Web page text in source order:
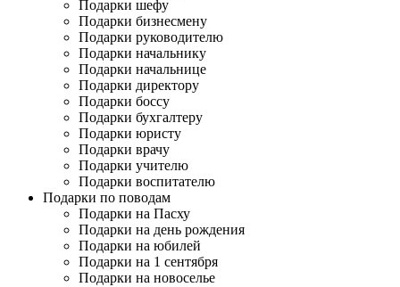
Подарки шефу
Подарки бизнесмену
Подарки руководителю
Подарки начальнику
Подарки начальнице
Подарки директору
Подарки боссу
Подарки бухгалтеру
Подарки юристу
Подарки врачу
Подарки учителю
Подарки воспитателю
Подарки по поводам
Подарки на Пасху
Подарки на день рождения
Подарки на юбилей
Подарки на 1 сентября
Подарки на новоселье